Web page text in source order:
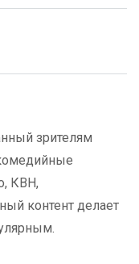
зрителям
КВН,
контент делает